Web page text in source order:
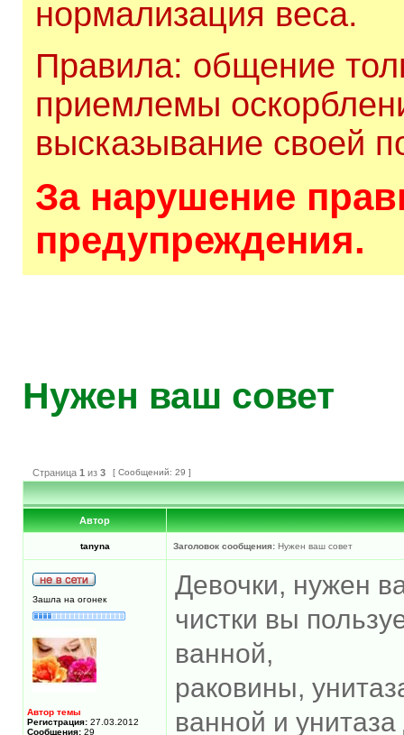
нормализация веса.
Правила: общение
приемлемы
высказывание своей
За нарушение
предупреждения.
Нужен ваш совет
Страница 1 из 3 [ Сообщений: 29 ]
Автор
tanyna Заголовок сообщения: Нужен ваш совет
Зашла на огонек
Автор темы
Регистрация: 27.03.2012
Сообщения: 29
Девочки, нужен
чистки вы
ванной,
раковины,
ванной и